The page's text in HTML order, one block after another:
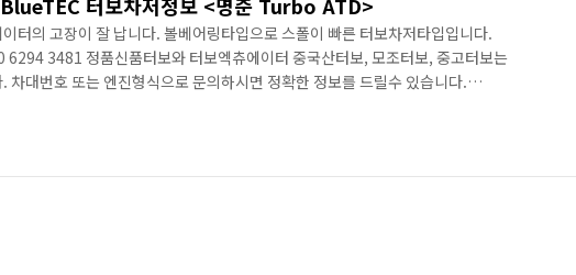
터의 고장이 잘 납니다. 볼베어링타입으로 스폴이 빠른 터보차저타입입니다.
6294 3481 정품신품터보와 터보엑츄에이터 중국산터보, 모조터보, 중고터보는
차대번호 또는 엔진형식으로 문의하시면 정확한 정보를 드릴수 있습니다.
고장입니다. (정품 엑츄에이터 구입은 문의, 재고유) Mercedes BENZ ML350
은 공식상으로 Mercedes-Benz M-Class의 차량을 말합니다. 중간크기의 고급